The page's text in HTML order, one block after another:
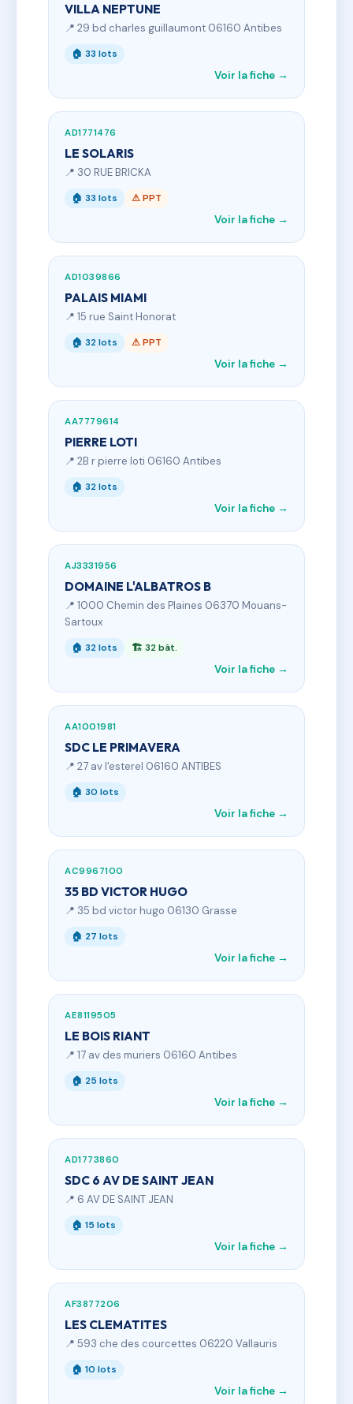
VILLA NEPTUNE
📍 29 bd charles guillaumont 06160 Antibes
🏠 33 lots
Voir la fiche →
AD1771476
LE SOLARIS
📍 30 RUE BRICKA
🏠 33 lots ⚠ PPT
Voir la fiche →
AD1039866
PALAIS MIAMI
📍 15 rue Saint Honorat
🏠 32 lots ⚠ PPT
Voir la fiche →
AA7779614
PIERRE LOTI
📍 2B r pierre loti 06160 Antibes
🏠 32 lots
Voir la fiche →
AJ3331956
DOMAINE L'ALBATROS B
📍 1000 Chemin des Plaines 06370 Mouans-
Sartoux
🏠 32 lots 🏗 32 bât.
Voir la fiche →
AA1001981
SDC LE PRIMAVERA
📍 27 av l'esterel 06160 ANTIBES
🏠 30 lots
Voir la fiche →
AC9967100
35 BD VICTOR HUGO
📍 35 bd victor hugo 06130 Grasse
🏠 27 lots
Voir la fiche →
AE8119505
LE BOIS RIANT
📍 17 av des muriers 06160 Antibes
🏠 25 lots
Voir la fiche →
AD1773860
SDC 6 AV DE SAINT JEAN
📍 6 AV DE SAINT JEAN
🏠 15 lots
Voir la fiche →
AF3877206
LES CLEMATITES
📍 593 che des courcettes 06220 Vallauris
🏠 10 lots
Voir la fiche →